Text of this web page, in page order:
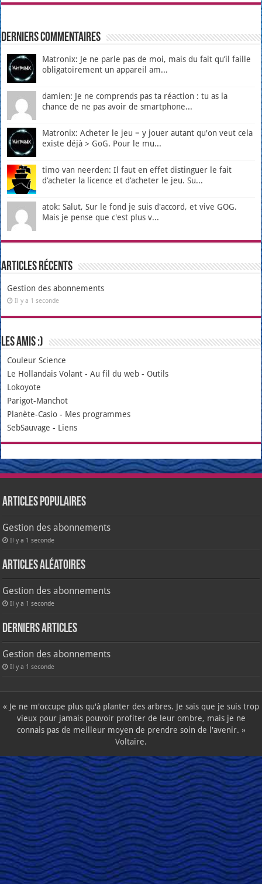
Derniers Commentaires
Matronix: Je ne parle pas de moi, mais du fait qu’il faille
obligatoirement un appareil am...
damien: Je ne comprends pas ta réaction : tu as la
chance de ne pas avoir de smartphone...
Matronix: Acheter le jeu = y jouer autant qu'on veut cela
existe déjà > GoG. Pour le mu...
timo van neerden: Il faut en effet distinguer le fait
d’acheter la licence et d’acheter le jeu. Su...
atok: Salut, Sur le fond je suis d'accord, et vive GOG.
Mais je pense que c'est plus v...
Articles récents
Gestion des abonnements
Il y a 1 seconde
Les amis :)
Couleur Science
Le Hollandais Volant -Au fil du web - Outils
Lokoyote
Parigot-Manchot
Planète-Casio - Mes programmes
SebSauvage - Liens
Articles populaires
Gestion des abonnements
Il y a 1 seconde
Articles aléatoires
Gestion des abonnements
Il y a 1 seconde
Derniers articles
Gestion des abonnements
Il y a 1 seconde
« Je ne m'occupe plus qu'à planter des arbres. Je sais que je suis trop
vieux pour jamais pouvoir profiter de leur ombre, mais je ne
connais pas de meilleur moyen de prendre soin de l'avenir. »
Voltaire.